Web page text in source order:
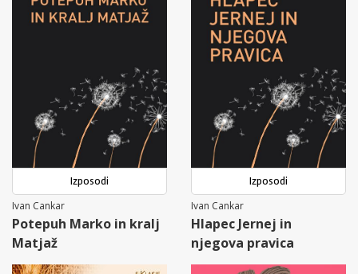
Izposodi
Ivan Cankar
Potepuh Marko in kralj
Matjaž
Izposodi
Ivan Cankar
Hlapec Jernej in
njegova pravica